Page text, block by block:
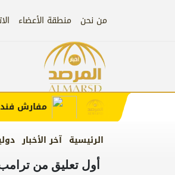
من نحن منطقة الأعضاء
الرئيسية آخر الأخبار
مفارش فندورا
أول تعليق من